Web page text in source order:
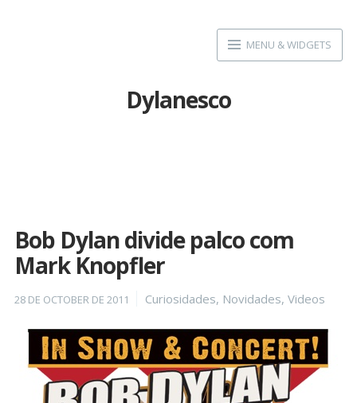
MENU & WIDGETS
Dylanesco
Bob Dylan divide palco com
Mark Knopfler
Posted
28 DE OCTOBER DE 2011 Categories
Curiosidades, Novidades, Videos